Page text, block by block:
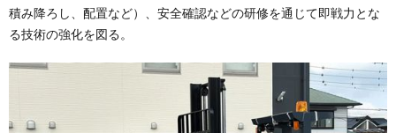
積み降ろし、配置など）、安全確認などの研修を通じて即戦力とな
る技術の強化を図る。